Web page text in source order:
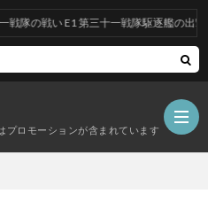
ロモーションが含まれています
戦い E1 第三十一戦隊駆逐艦の出撃 九